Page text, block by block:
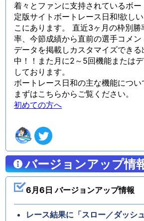
着々とファンに支持されているボ
定版サイトボートレース日和!欲し
こにあります。 直近3ヶ月の枠別勝
率、今節成績から直前の選手コメ
データを掲載しカスタマイズできる
中！！また月に2～5回機能または
しております。
ボートレース日和の主な機能につい
まずはこちらからご覧ください。
初めての方へ
バージョンアップ情
6月6日 バージョンアップ情報
レース結果に「スロー／ダッシ